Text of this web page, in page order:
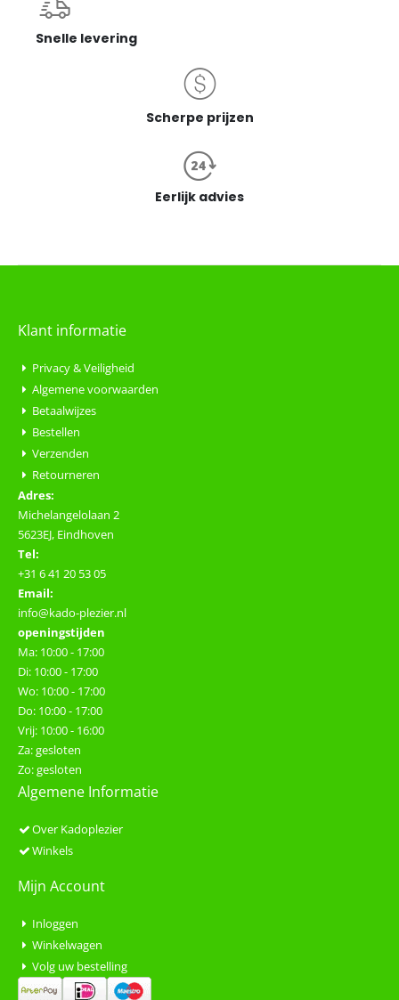
Snelle levering
Scherpe prijzen
Eerlijk advies
Klant informatie
Privacy & Veiligheid
Algemene voorwaarden
Betaalwijzes
Bestellen
Verzenden
Retourneren
Adres:
Michelangelolaan 2
5623EJ, Eindhoven
Tel:
+31 6 41 20 53 05
Email:
info@kado-plezier.nl
openingstijden
Ma: 10:00 - 17:00
Di: 10:00 - 17:00
Wo: 10:00 - 17:00
Do: 10:00 - 17:00
Vrij: 10:00 - 16:00
Za: gesloten
Zo: gesloten
Algemene Informatie
Over Kadoplezier
Winkels
Mijn Account
Inloggen
Winkelwagen
Volg uw bestelling